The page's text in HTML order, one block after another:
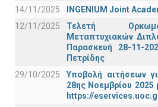
14/11/2025
INGENIUM Joint
12/11/2025
Τελετή
Μεταπτυχιακών
Παρασκευή 28-11-
Πετρίδης
29/10/2025
Υποβολή αιτήσεων
28ης Νοεμβρίου
https://